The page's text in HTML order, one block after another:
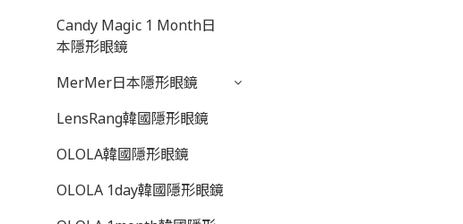
Candy Magic 1 Month日
本隱形眼鏡
MerMer日本隱形眼鏡
LensRang韓國隱形眼鏡
OLOLA韓國隱形眼鏡
OLOLA 1day韓國隱形眼鏡